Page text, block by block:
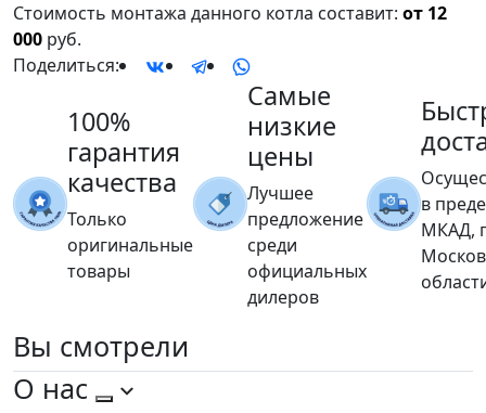
Стоимость монтажа данного котла составит: от 12
000 руб.
Поделиться:
100%
гарантия
качества
Только
оригинальные
товары
Самые
низкие
цены
Лучшее
предложение
среди
официальных
дилеров
в
МКАД,
Вы смотрели
О нас